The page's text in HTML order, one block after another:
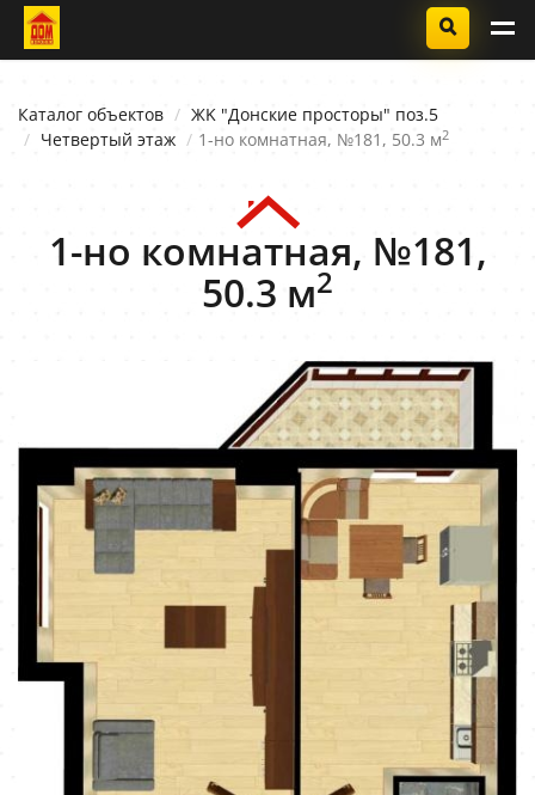
Каталог объектов
ЖK "Донские просторы" поз.5
Четвертый этаж
1-но комнатная, №181, 50.3 м2
1-но комнатная, №181,
50.3 м2